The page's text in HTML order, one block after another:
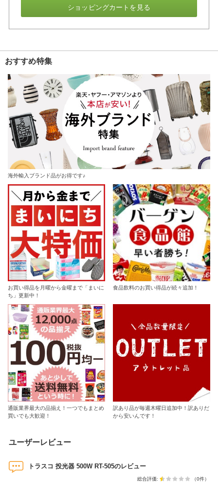
ショッピングカートを見る
おすすめ特集
海外輸入ブランド品がお得です♪
お買い得品を月曜から金曜まで「まいに
ち」更新中！
食品飲料のお買い得品が続々追加！
通販業界最大の品揃え！一つでもまとめ
買いでも大歓迎！
訳あり品が毎週木曜日追加中！訳ありだ
から安いんです！
ユーザーレビュー
トラスコ 投光器 500W RT-505のレビュー
総合評価: （0件）